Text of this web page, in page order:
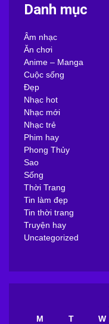
Danh mục
Âm nhạc
Ăn chơi
Anime – Manga
Cuộc sống
Đẹp
Nhạc hot
Nhạc mới
Nhạc trẻ
Phim hay
Phong Thủy
Sao
Sống
Thời Trang
Tin làm đẹp
Tin thời trang
Truyện hay
Uncategorized
M
T W